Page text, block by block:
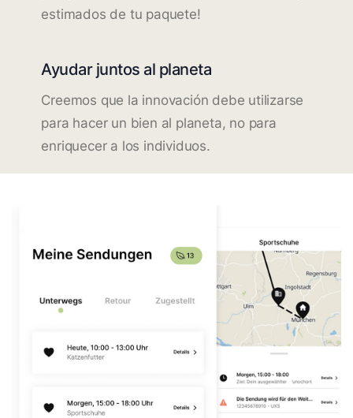
estimados de tu paquete!
Ayudar juntos al planeta
Creemos que la innovación debe utilizarse
para hacer un bien al planeta, no para
enriquecer a los individuos.